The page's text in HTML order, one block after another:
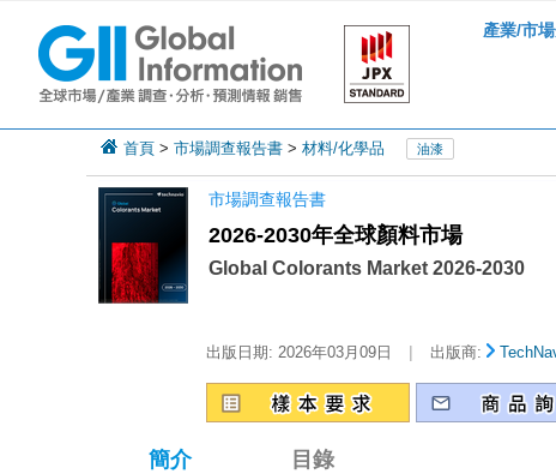
產業/市
首頁 > 市場調查報告書 > 材料/化學品 油漆
市場調查報告書
2026-2030年全球顏料市場
Global Colorants Market 2026-2030
出版日期: 2026年03月09日 | 出版商:
簡介 目錄